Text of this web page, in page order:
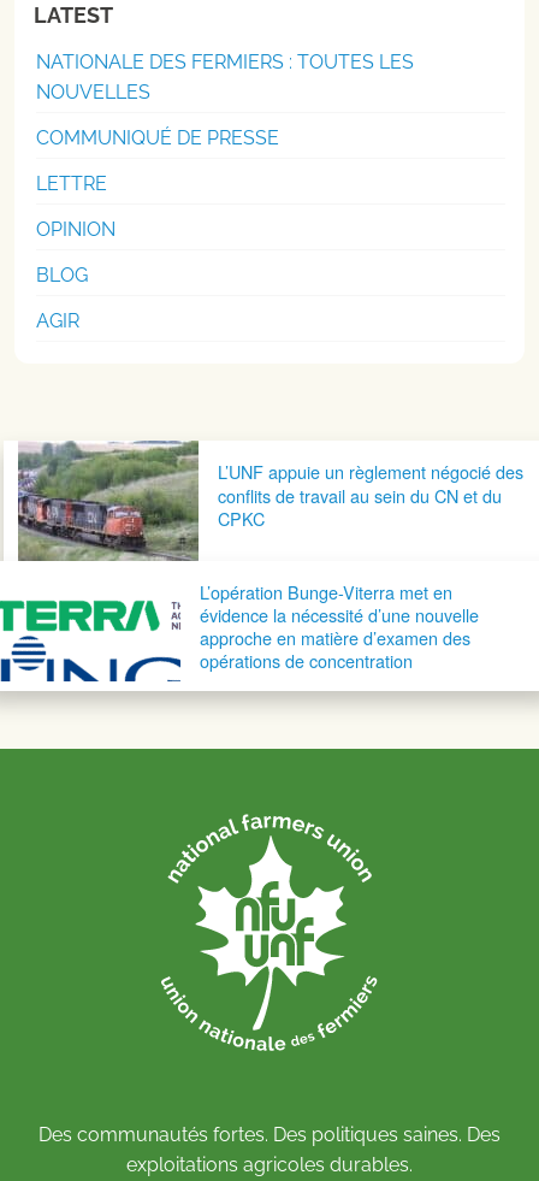
LATEST
NATIONALE DES FERMIERS : TOUTES LES
NOUVELLES
COMMUNIQUÉ DE PRESSE
LETTRE
OPINION
BLOG
AGIR
Navigation postaleL’UNF appuie un règlement négocié des
conflits de travail au sein du CN et du
CPKC
L’opération Bunge-Viterra met en
évidence la nécessité d’une nouvelle
approche en matière d’examen des
opérations de concentration
Des communautés fortes. Des politiques saines. Des
exploitations agricoles durables.